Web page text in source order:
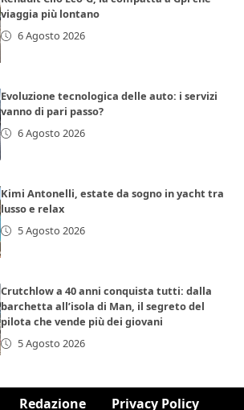
viaggia più lontano
6 Agosto 2026
Evoluzione tecnologica delle auto: i servizi
vanno di pari passo?
6 Agosto 2026
Kimi Antonelli, estate da sogno in yacht tra
lusso e relax
5 Agosto 2026
Crutchlow a 40 anni conquista tutti: dalla
barchetta all’isola di Man, il segreto del
pilota che vende più dei giovani
5 Agosto 2026
Redazione Privacy Policy